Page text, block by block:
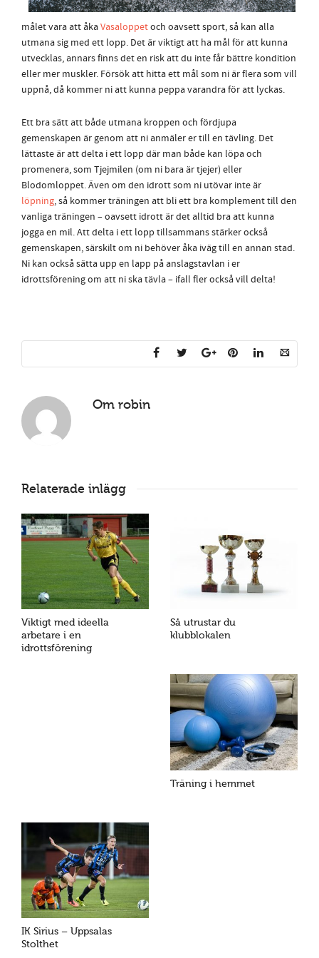
målet vara att åkaVasaloppetoch oavsett sport, så kan alla
utmana sig med ett lopp. Det är viktigt att ha mål för att kunna
utvecklas, annars finns det en risk att du inte får bättre kondition
eller mer muskler. Försök att hitta ett mål som ni är flera som vill
uppnå, då kommer ni att kunna peppa varandra för att lyckas.
Ett bra sätt att både utmana kroppen och fördjupa
gemenskapen är genom att ni anmäler er till en tävling. Det
lättaste är att delta i ett lopp där man både kan löpa och
promenera, som Tjejmilen (om ni bara är tjejer) eller
Blodomloppet. Även om den idrott som ni utövar inte är
löpning, så kommer träningen att bli ett bra komplement till den
vanliga träningen – oavsett idrott är det alltid bra att kunna
jogga en mil. Att delta i ett lopp tillsammans stärker också
gemenskapen, särskilt om ni behöver åka iväg till en annan stad.
Ni kan också sätta upp en lapp på anslagstavlan i er
idrottsförening om att ni ska tävla – ifall fler också vill delta!
Om robin
Relaterade inlägg
Viktigt med ideella
arbetare i en
idrottsförening
Så utrustar du
klubblokalen
Träning i hemmet
IK Sirius – Uppsalas
Stolthet